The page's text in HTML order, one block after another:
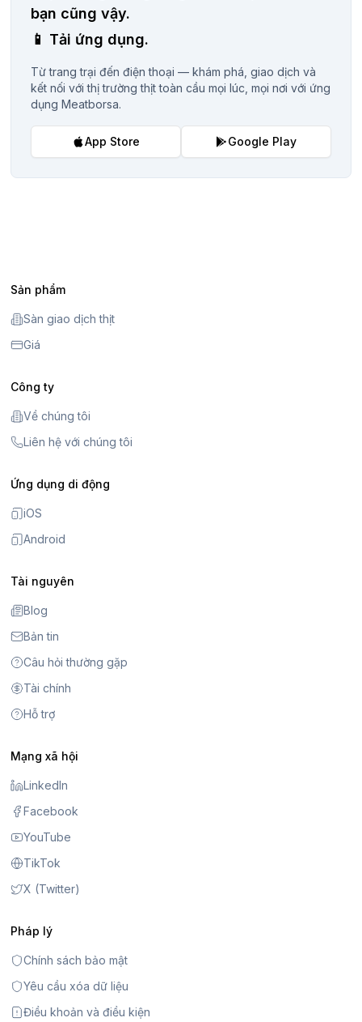
bạn cũng vậy.
📱 Tải ứng dụng.
Từ trang trại đến điện thoại — khám phá, giao dịch và
kết nối với thị trường thịt toàn cầu mọi lúc, mọi nơi với ứng
dụng Meatborsa.
App Store Google Play
Sản phẩm
Sàn giao dịch thịt
Giá
Công ty
Về chúng tôi
Liên hệ với chúng tôi
Ứng dụng di động
iOS
Android
Tài nguyên
Blog
Bản tin
Câu hỏi thường gặp
Tài chính
Hỗ trợ
Mạng xã hội
LinkedIn
Facebook
YouTube
TikTok
X (Twitter)
Pháp lý
Chính sách bảo mật
Yêu cầu xóa dữ liệu
Điều khoản và điều kiện